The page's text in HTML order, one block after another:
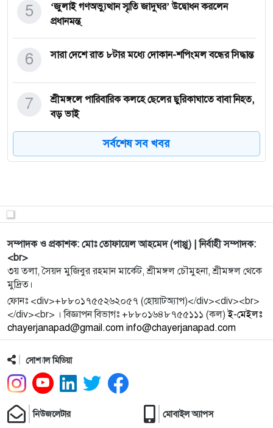
‘জুলাই গণঅভ্যুত্থান স্মৃতি জাদুঘর’ উদ্বোধন করলেন
প্রধানমন্ত্
5
সারা দেশে রাত ৮টার মধ্যে দোকান-শপিংমল বন্ধের সিদ্ধান্ত
6
শ্রীমঙ্গলে পারিবারিক কলহে ছেলের ছুরিকাঘাতে বাবা নিহত,
বড় ভাই
7
এসএসসি পরীক্ষা শুরু মঙ্গলবার, পরীক্ষার্থীদের মানতে হবে
যে ১৪
8
গ্র্যান্ড সুলতানে একযুগ: পর্যটন, সাংবাদিকতা ও সংস্কৃতির
10
11
শেষ ভালোতে সিরিজ জয় : বাংলাদেশ-শ্রীলঙ্কার টি-২০
12
মাদকের আস্তানা, শ্রীমঙ্গলে হবে না
13
ফ্রান্স প্রবাসীর চাঁদাবাজির মামলায় শ্রীমঙ্গলের বিএনপি নেতা
সর্বশেষ সব খবর
সম্পাদক ও প্রকাশক: মোঃ তোফায়েল আহমেদ (পাপ্পু) | নির্বাহী সম্পাদক:
<br>
৩য় তলা, সৈয়দ মুজিবুর রহমান মার্কেট, শ্রীমঙ্গল চৌমুহনা, শ্রীমঙ্গল থেকে
মুদ্রিত।
ফোনঃ <div>+৮৮০১৭৫৫২৬২০৫৭ (হোয়াটঅ্যাপ)</div><div><br>
</div><br> । বিজ্ঞাপন বিভাগঃ +৮৮০১৬৪৮৭৫৫১১১ (কল)ই-মেইলঃ
chayerjanapad@gmail.com info@chayerjanapad.com
সোশ্যাল মিডিয়া
নিউজলেটার মোবাইল অ্যাপস